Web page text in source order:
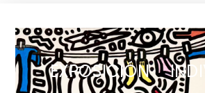
EXPOSICIÓN